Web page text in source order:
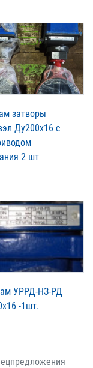
затворы
Ду200х16 с
2 шт
УРРД-НЗ-РД
-1шт.